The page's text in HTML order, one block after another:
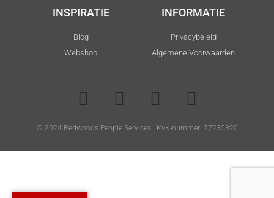
INSPIRATIE
Blog
Webshop
INFORMATIE
Privacybeleid
Algemene Voorwaarden
© 2024 Redwoods People Services | KvK-nummer: 77235320